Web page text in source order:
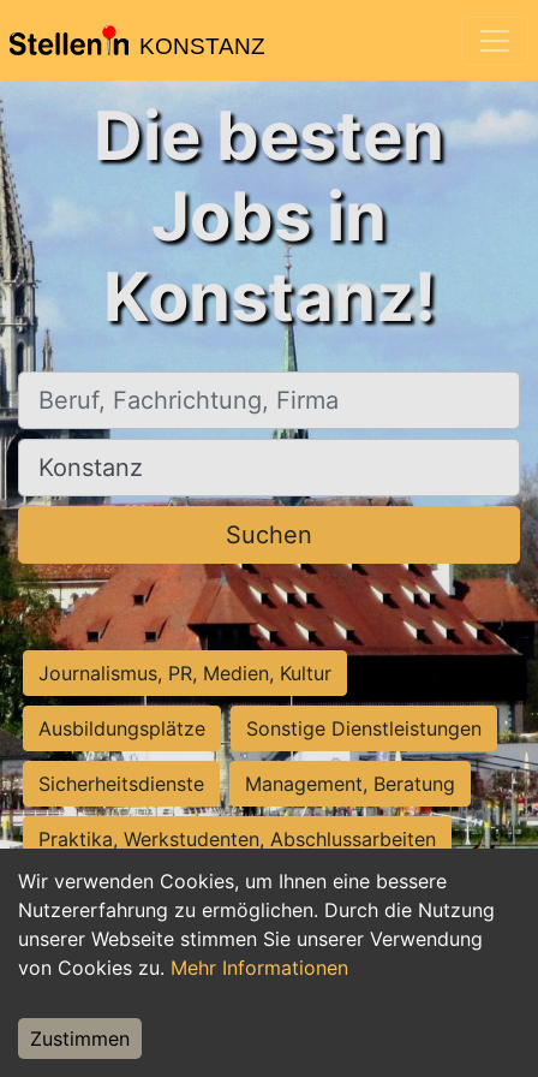
KONSTANZ
Wir verwenden Cookies, um Ihnen eine bessere
Nutzererfahrung zu ermöglichen. Durch die Nutzung
unserer Webseite stimmen Sie unserer Verwendung
von Cookies zu. Mehr Informationen
Zustimmen
Die besten
Jobs in
Konstanz!
Beruf, Fachrichtung, Firma
Ort, Stadt
Suchen
Journalismus, PR, Medien, Kultur
Ausbildungsplätze Sonstige Dienstleistungen
Sicherheitsdienste Management, Beratung
Praktika, Werkstudenten, Abschlussarbeiten
Personalwesen Assistenz, Sekretariat
Hilfskräfte, Aushilfs- und Nebenjobs
Weiterbildung, Studium, duale Ausbildung